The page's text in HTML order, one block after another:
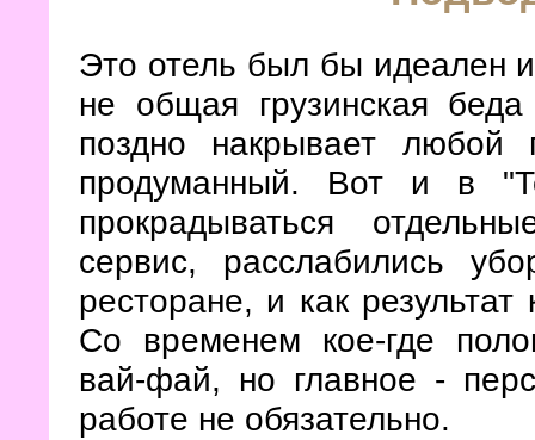
Это отель был бы идеален
не общая грузинская
поздно накрывает любой
продуманный. Вот и в
прокрадываться
сервис, расслабились
ресторане, и как
Со временем кое-где
вай-фай, но главное -
работе не обязательно.